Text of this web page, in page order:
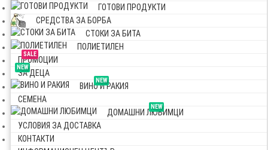
ГОТОВИ ПРОДУКТИ
СРЕДСТВА ЗА БОРБА
СТОКИ ЗА БИТА
ПОЛИЕТИЛЕН
SALE
ПРОМОЦИИ
NEW
ЗА ДЕЦА
NEW
ВИНО И РАКИЯ
СЕМЕНА
NEW
ДОМАШНИ ЛЮБИМЦИ
УСЛОВИЯ ЗА ДОСТАВКА
КОНТАКТИ